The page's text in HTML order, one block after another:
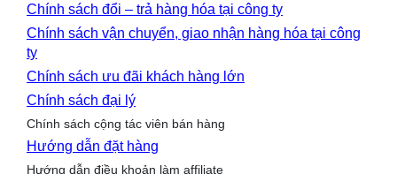
Chính sách đổi – trả hàng hóa tại công ty
Chính sách vận chuyển, giao nhận hàng hóa tại công
ty
Chính sách ưu đãi khách hàng lớn
Chính sách đại lý
Chính sách cộng tác viên bán hàng
Hướng dẫn đặt hàng
Hướng dẫn điều khoản làm affiliate